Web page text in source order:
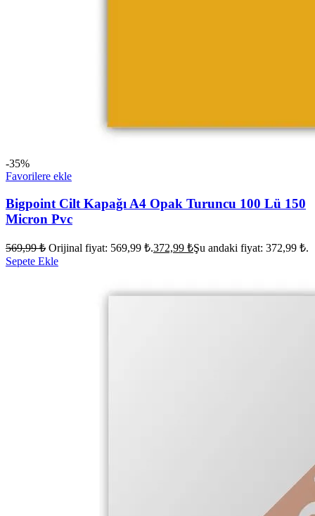
-35%
Favorilere ekle
Bigpoint Cilt Kapağı A4 Opak Turuncu 100 Lü 150
Micron Pvc
569,99₺ Orijinal fiyat: 569,99 ₺.372,99 ₺Şu andaki fiyat: 372,99 ₺.
Sepete Ekle